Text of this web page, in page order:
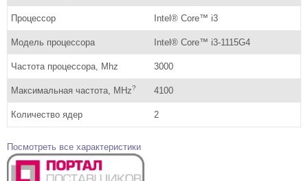
Процессор Intel® Core™ i3
Модель процессора Intel® Core™ i3-1115G4
Частота процессора, Mhz 3000
Максимальная частота, MHz? 4100
Количество ядер 2
Посмотреть все характеристики